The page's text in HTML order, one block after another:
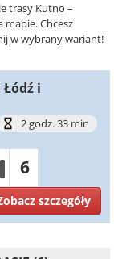
trasy Kutno –
mapie. Chcesz
w wybrany wariant!
i
2 godz. 33 min
6
szczegóły